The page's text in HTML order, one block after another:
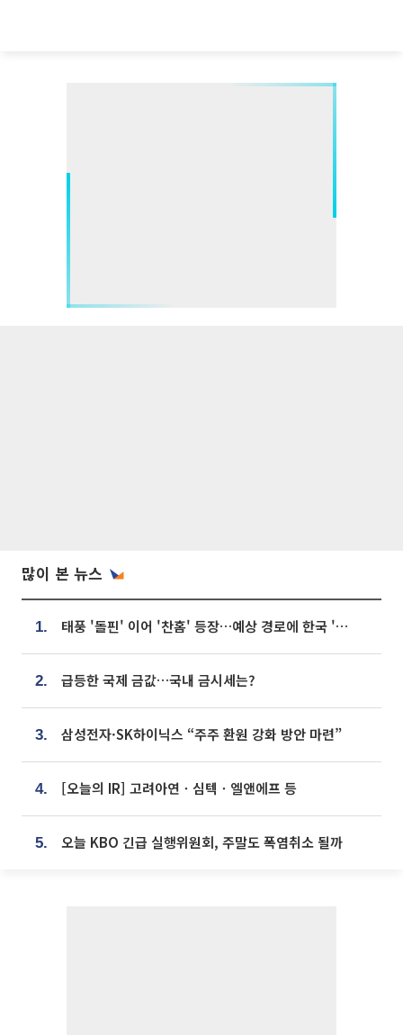
많이 본 뉴스
1. 태풍 '돌핀' 이어 '찬홈' 등장…예상 경로에 한국 '한숨'
2. 급등한 국제 금값…국내 금시세는?
3. 삼성전자·SK하이닉스 “주주 환원 강화 방안 마련”
4. [오늘의 IR] 고려아연ㆍ심텍ㆍ엘앤에프 등
5. 오늘 KBO 긴급 실행위원회, 주말도 폭염취소 될까